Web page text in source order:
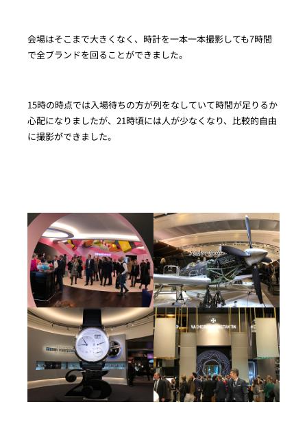
会場はそこまで大きくなく、時計を一本一本撮影しても7時間
で全ブランドを回ることができました。
15時の時点では入場待ちの方が列をなしていて時間が足りるか
心配になりましたが、21時頃には人が少なくなり、比較的自由
に撮影ができました。